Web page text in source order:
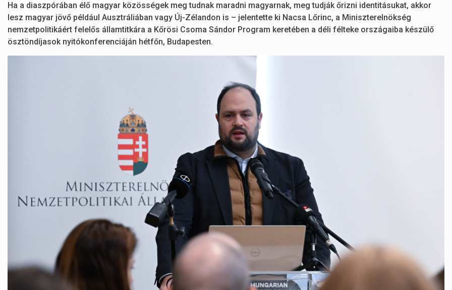
Ha a diaszpórában élő magyar közösségek meg tudnak maradni magyarnak, meg tudják őrizni identitásukat, akkor
lesz magyar jövő például Ausztráliában vagy Új-Zélandon is – jelentette ki Nacsa Lőrinc, a Miniszterelnökség
nemzetpolitikáért felelős államtitkára a Kőrösi Csoma Sándor Program keretében a déli félteke országaiba készülő
ösztöndíjasok nyitókonferenciáján hétfőn, Budapesten.